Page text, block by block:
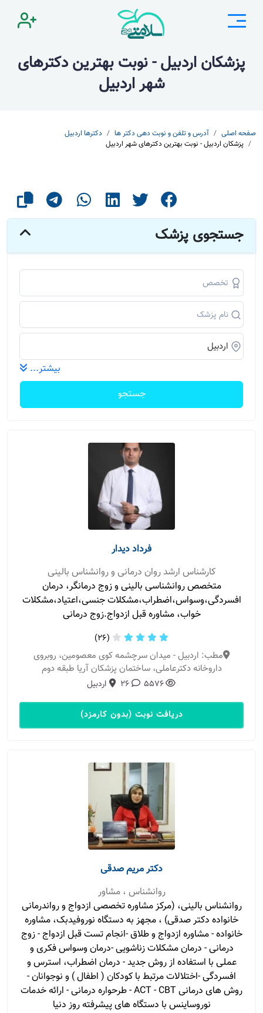
پزشکان اردبیل - نوبت بهترین دکترهای
شهر اردبیل
صفحه اصلی آدرس و تلفن و نوبت دهی دکتر ها
دکترها اردبیل
پزشکان اردبیل - نوبت بهترین دکترهای شهر اردبیل
جستجوی پزشک
بیشتر...
جستجو
فرداد دیدار
کارشناس ارشد روان درمانی و روانشناس بالینی
متخصص روانشناسی بالینی و زوج درمانگر، درمان
افسردگی،وسواس،اضطراب،مشکلات جنسی،اعتیاد،مشکلات
خواب، مشاوره قبل ازدواج.زوج درمانی
(26)
مطب: اردبیل - میدان سرچشمه کوی معصومین، روبروی
داروخانه دکترعاملی، ساختمان پزشکان آریا طبقه دوم
5576
26 اردبیل
دریافت نوبت (بدون کارمزد)
دکتر مریم صدقی
روانشناس ، مشاور
روانشناس بالینی، (مرکز مشاوره تخصصی ازدواج و رواندرمانی
خانواده دکتر صدقی) ، مجهز به دستگاه نوروفیدبک، مشاوره
خانواده - مشاوره ازدواج و طلاق -انجام تست قبل ازدواج - زوج
درمانی - درمان مشکلات زناشویی -درمان وسواس فکری و
عملی با استفاده از روش جدید - درمان اضطراب، استرس و
افسردگی -اختلالات مرتبط با کودکان ( اطفال ) و نوجوانان -
روش های درمانی ACT - CBT - طرحواره درمانی - ارائه خدمات
نوروساینس با دستگاه های پیشرفته روز دنیا